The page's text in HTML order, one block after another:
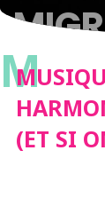
EN
M
(ET SI